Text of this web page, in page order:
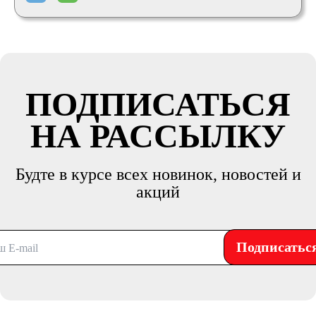
ПОДПИСАТЬСЯ
НА РАССЫЛКУ
Будте в курсе всех новинок, новостей и
акций